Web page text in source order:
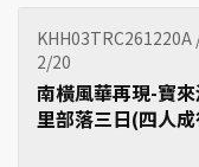
KHH03TRC261220A
2/20
南橫風華再現-寶
里部落三日(四人